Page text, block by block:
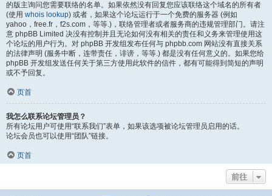
的版主询问您需要联络的名单。如果依然没有回复您应该联络这个域名的所有者
(使用 whois lookup) 或者，如果这个论坛运行于一个免费的服务器 (例如
yahoo，free.fr，f2s.com，等等.)，联络管理者或者服务商的违规管理部门。请注
意 phpBB Limited 决没有控制并且无论如何没有相关的责任和义务来管理使用这
个论坛的用户行为。对 phpBB 开发组发布任何与 phpbb.com 网站没有直接关系
的法律声明 (服务中断，连带责任，诽谤，等等.) 都是没有任何意义的。如果您给
phpBB 开发组发送任何关于第三方使用此软件的信件，都有可能得到简短的声明
或不予回复。
页首
我怎么联系论坛管理员？
所有论坛用户可使用“联系我们”表单，如果该选项被论坛管理员启用的话。
论坛会员也可以使用“团队”链接。
页首
前往